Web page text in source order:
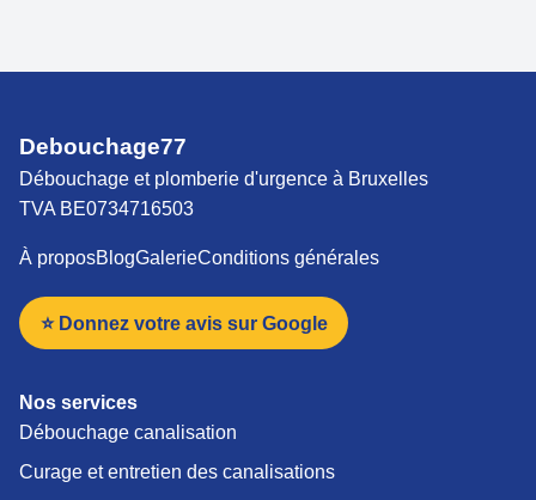
Debouchage77
Débouchage et plomberie d'urgence à Bruxelles
TVA BE0734716503
À proposBlogGalerieConditions générales
⭐ Donnez votre avis sur Google
Nos services
Débouchage canalisation
Curage et entretien des canalisations